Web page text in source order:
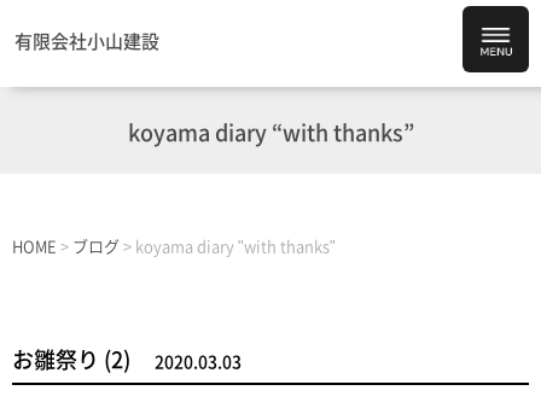
有限会社小山建設
koyama diary “with thanks”
HOME > ブログ > koyama diary "with thanks"
お雛祭り (2) 2020.03.03